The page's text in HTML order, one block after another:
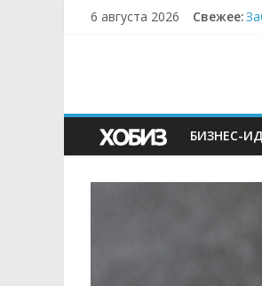
6 августа 2026 Свежее:
БИЗНЕС-